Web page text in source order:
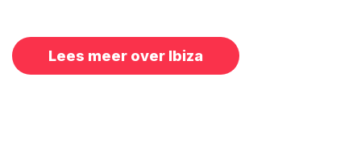
Lees meer over Ibiza